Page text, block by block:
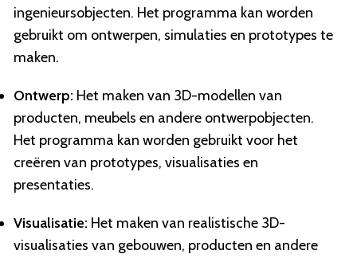
ingenieursobjecten. Het programma kan worden
gebruikt om ontwerpen, simulaties en prototypes te
maken.
Ontwerp: Het maken van 3D-modellen van
producten, meubels en andere ontwerpobjecten.
Het programma kan worden gebruikt voor het
creëren van prototypes, visualisaties en
presentaties.
Visualisatie: Het maken van realistische 3D-
visualisaties van gebouwen, producten en andere